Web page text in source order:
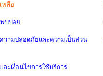
หลือ
บบ่อย
วามปลอดภัยและความเป็นส่วน
ละเงื่อนไขการใช้บริการ